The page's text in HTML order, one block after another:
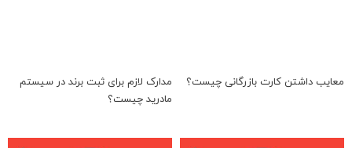
معایب داشتن کارت بازرگانی چیست؟
مدارک لازم برای ثبت برند در سیستم
مادرید چیست؟